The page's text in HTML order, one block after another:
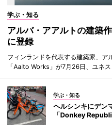
学ぶ・知る
アルバ・アアルトの建築
に登録
フィンランドを代表する建築家、ア
「Aalto Works」が7月26日、ユネ
学ぶ・知る
ヘルシンキにデン
「Donkey